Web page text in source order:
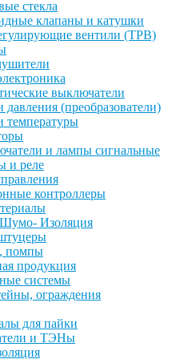
стекла
клапаны и катушки
вентили (ТРВ)
выключатели
давления (преобразователи)
температуры
и лампы сигнальные
и реле
контроллеры
Изоляция
помпы
продукция
системы
ограждения
для пайки
и ТЭНы